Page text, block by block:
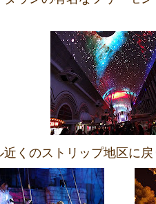
近くのストリップ地区に